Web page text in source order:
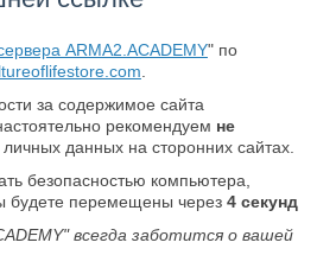
ARMA2.ACADEMY" по
за содержимое сайта
рекомендуем не
личных данных на сторонних сайтах.
безопасностью компьютера,
будете перемещены через 4секунд
всегда заботится о вашей